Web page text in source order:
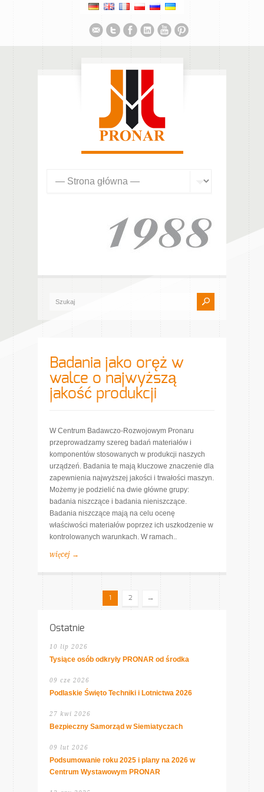
Badania jako oręż w
walce o najwyższą
jakość produkcji
W Centrum Badawczo-Rozwojowym Pronaru
przeprowadzamy szereg badań materiałów i
komponentów stosowanych w produkcji naszych
urządzeń. Badania te mają kluczowe znaczenie dla
zapewnienia najwyższej jakości i trwałości maszyn.
Możemy je podzielić na dwie główne grupy:
badania niszczące i badania nieniszczące.
Badania niszczące mają na celu ocenę
właściwości materiałów poprzez ich uszkodzenie w
kontrolowanych warunkach. W ramach..
więcej →
1 2 →
Ostatnie
10 lip 2026
Tysiące osób odkryły PRONAR od środka
09 cze 2026
Podlaskie Święto Techniki i Lotnictwa 2026
27 kwi 2026
Bezpieczny Samorząd w Siemiatyczach
09 lut 2026
Podsumowanie roku 2025 i plany na 2026 w
Centrum Wystawowym PRONAR